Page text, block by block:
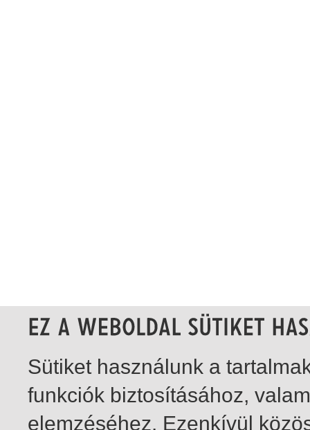
Sütiket használunk a
funkciók biztosításához,
elemzéséhez. Ezenkívül